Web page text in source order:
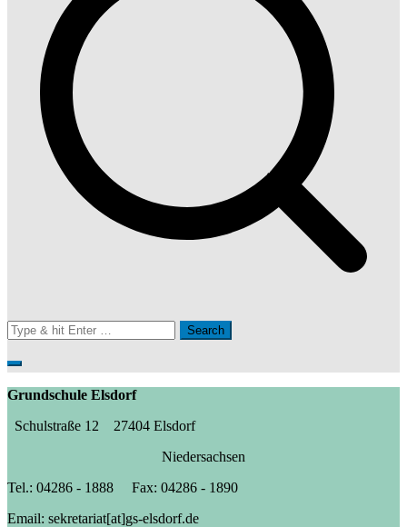
Search
for:
Grundschule Elsdorf
Schulstraße 12 27404 Elsdorf
Niedersachsen
Tel.: 04286 - 1888 Fax: 04286 - 1890
Email: sekretariat[at]gs-elsdorf.de